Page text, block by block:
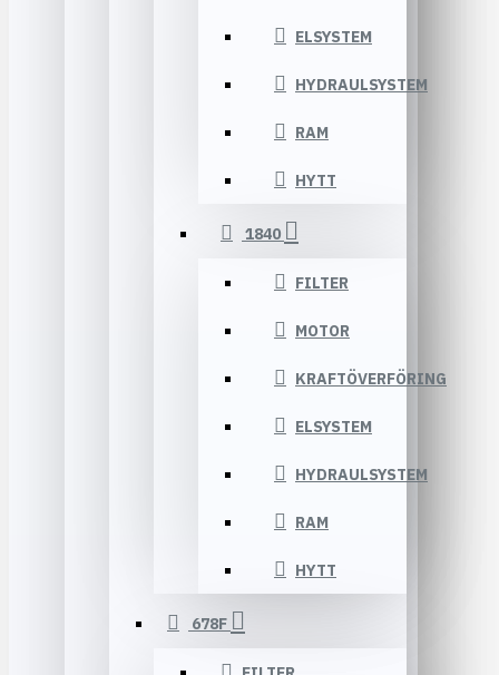
ELSYSTEM
HYDRAULSYSTEM
RAM
HYTT
1840
FILTER
MOTOR
KRAFTÖVERFÖRING
ELSYSTEM
HYDRAULSYSTEM
RAM
HYTT
678F